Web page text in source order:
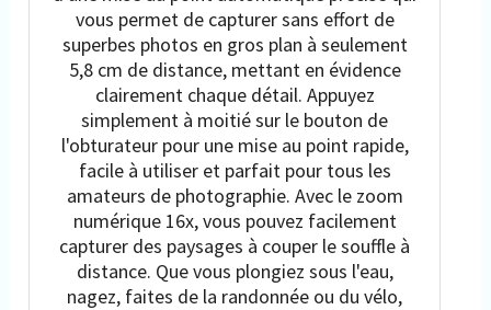
vous permet de capturer sans effort de
superbes photos en gros plan à seulement
5,8 cm de distance, mettant en évidence
clairement chaque détail. Appuyez
simplement à moitié sur le bouton de
l'obturateur pour une mise au point rapide,
facile à utiliser et parfait pour tous les
amateurs de photographie. Avec le zoom
numérique 16x, vous pouvez facilement
capturer des paysages à couper le souffle à
distance. Que vous plongiez sous l'eau,
nagez, faites de la randonnée ou du vélo,